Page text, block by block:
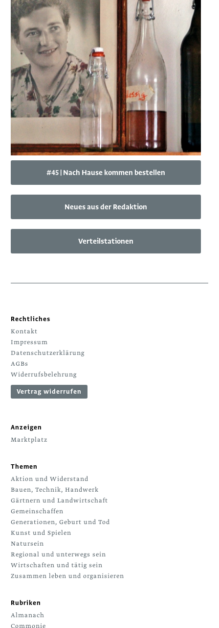
#45 | Nach Hause kommen bestellen
Neues aus der Redaktion
Verteilstationen
Rechtliches
Kontakt
Impressum
Datenschutzerklärung
AGBs
Widerrufsbelehrung
Vertrag widerrufen
Anzeigen
Marktplatz
Themen
Aktion und Widerstand
Bauen, Technik, Handwerk
Gärtnern und Landwirtschaft
Gemeinschaffen
Generationen, Geburt und Tod
Kunst und Spielen
Natursein
Regional und unterwegs sein
Wirtschaften und tätig sein
Zusammen leben und organisieren
Rubriken
Almanach